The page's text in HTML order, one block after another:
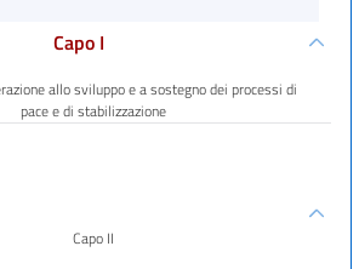
Capo I
allo sviluppo e a sostegno dei processi di
pace e di stabilizzazione
Capo II